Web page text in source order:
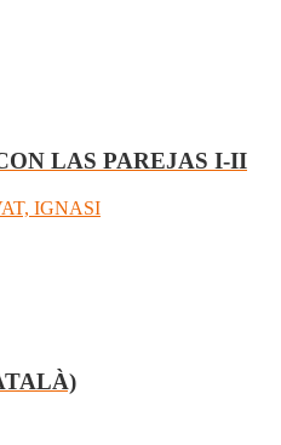
LAS PAREJAS I-II
IGNASI